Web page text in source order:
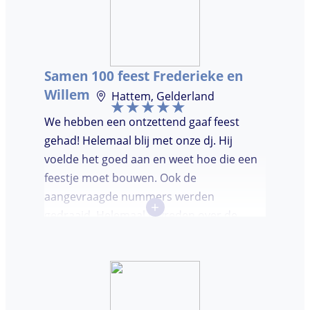
Samen 100 feest Frederieke en
Willem
Hattem, Gelderland
We hebben een ontzettend gaaf feest
gehad! Helemaal blij met onze dj. Hij
voelde het goed aan en weet hoe die een
feestje moet bouwen. Ook de
aangevraagde nummers werden
gedraaid. Helemaal tevreden over de
+